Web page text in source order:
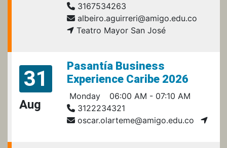
3167534263
albeiro.aguirreri@amigo.edu.co
Teatro Mayor San José
31
Aug
Pasantía Business
Experience Caribe 2026
Monday
06:00 AM - 07:10 AM
3122234321
oscar.olarteme@amigo.edu.co